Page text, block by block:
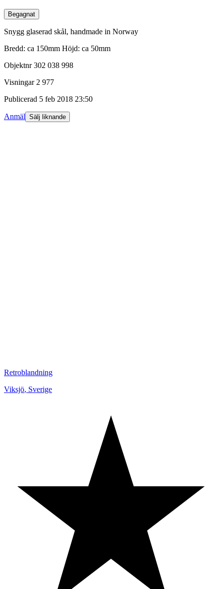
Begagnat
Snygg glaserad skål, handmade in Norway
Bredd: ca 150mm Höjd: ca 50mm
Objektnr 302 038 998
Visningar 2 977
Publicerad 5 feb 2018 23:50
Anmäl Sälj liknande
Retroblandning
Viksjö, Sverige